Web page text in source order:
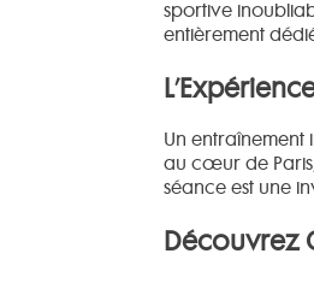
sportive
entièrement
Un entraînement
au cœur de Paris,
séance est une
Découvrez